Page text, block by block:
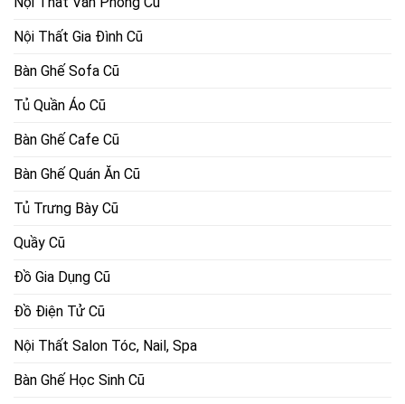
Nội Thất Gia Đình Cũ
Bàn Ghế Sofa Cũ
Tủ Quần Áo Cũ
Bàn Ghế Cafe Cũ
Bàn Ghế Quán Ăn Cũ
Tủ Trưng Bày Cũ
Quầy Cũ
Đồ Gia Dụng Cũ
Đồ Điện Tử Cũ
Nội Thất Salon Tóc, Nail, Spa
Bàn Ghế Học Sinh Cũ